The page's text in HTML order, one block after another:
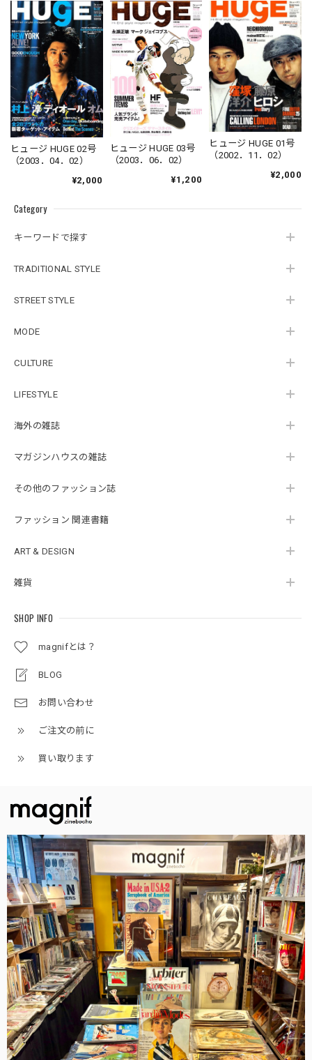
Category
キーワードで探す
TRADITIONAL STYLE
STREET STYLE
MODE
CULTURE
LIFESTYLE
海外の雑誌
マガジンハウスの雑誌
その他のファッション誌
ファッション 関連書籍
ART & DESIGN
雑貨
SHOP INFO
magnifとは？
BLOG
お問い合わせ
ご注文の前に
買い取ります
ヒュージ HUGE 02号
（2003．04．02）
¥2,000
ヒュージ HUGE 03号
（2003．06．02）
¥1,200
ヒュージ HUGE 01号
（2002．11．02）
¥2,000